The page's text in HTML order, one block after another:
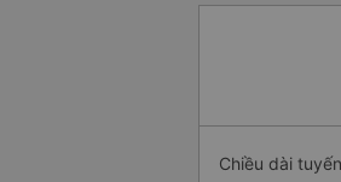
Chiều dài